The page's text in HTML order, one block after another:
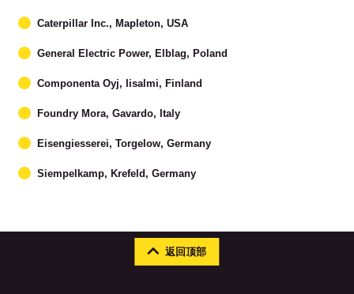
Caterpillar Inc., Mapleton, USA
General Electric Power, Elblag, Poland
Componenta Oyj, Iisalmi, Finland
Foundry Mora, Gavardo, Italy
Eisengiesserei, Torgelow, Germany
Siempelkamp, Krefeld, Germany
返回顶部